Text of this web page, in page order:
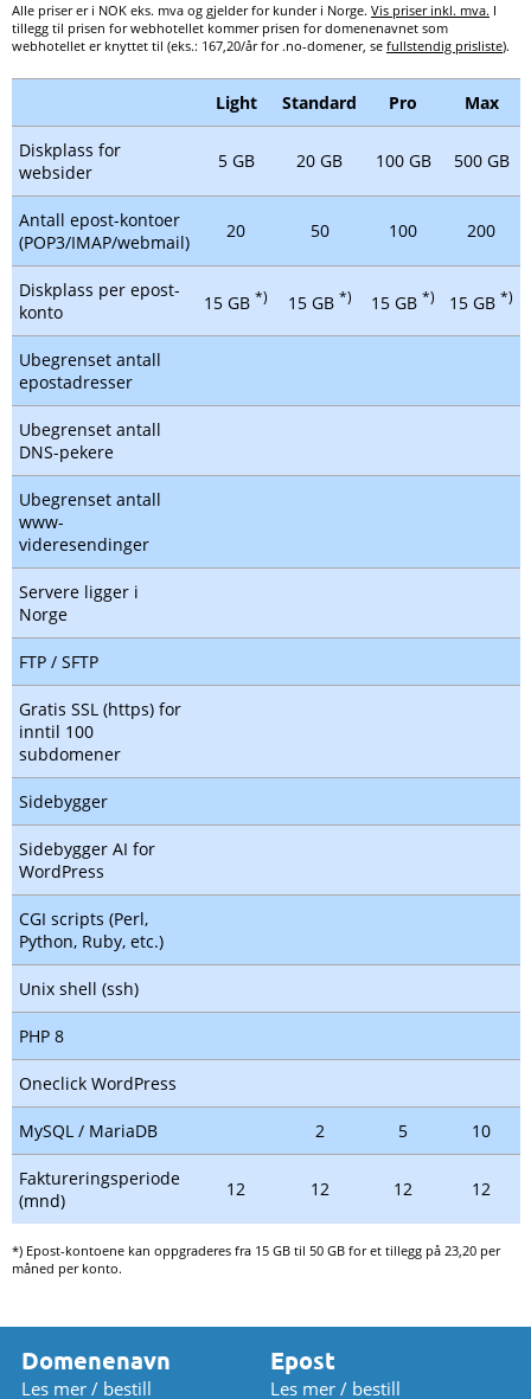
Alle priser er i NOK eks. mva og gjelder for kunder i Norge. Vis priser inkl. mva. I
tillegg til prisen for webhotellet kommer prisen for domenenavnet som
webhotellet er knyttet til (eks.: 167,20/år for .no-domener, se fullstendig prisliste).
Light Standard Pro Max
Diskplass for
websider
5 GB 20 GB 100 GB 500 GB
Antall epost-kontoer
(POP3/IMAP/webmail)
20 50 100 200
Diskplass per epost-
konto
15 GB *) 15 GB *) 15 GB *) 15 GB *)
Ubegrenset antall
epostadresser
Ubegrenset antall
DNS-pekere
Ubegrenset antall
www-
videresendinger
Servere ligger i
Norge
FTP / SFTP
Gratis SSL (https) for
inntil 100
subdomener
Sidebygger
Sidebygger AI for
WordPress
CGI scripts (Perl,
Python, Ruby, etc.)
Unix shell (ssh)
PHP 8
Oneclick WordPress
MySQL / MariaDB 2 5 10
Faktureringsperiode
(mnd)
12 12 12 12
*) Epost-kontoene kan oppgraderes fra 15 GB til 50 GB for et tillegg på 23,20 per
måned per konto.
Domenenavn
Les mer / bestill
Epost
Les mer / bestill